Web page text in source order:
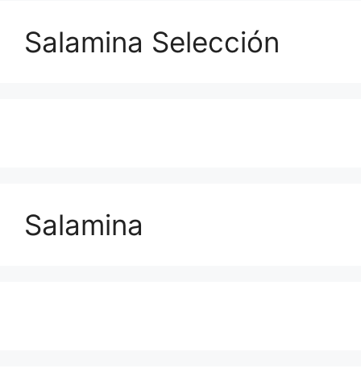
Salamina Selección
Salamina